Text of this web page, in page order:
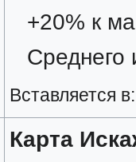
+20% к
Среднего
Вставляется
Карта